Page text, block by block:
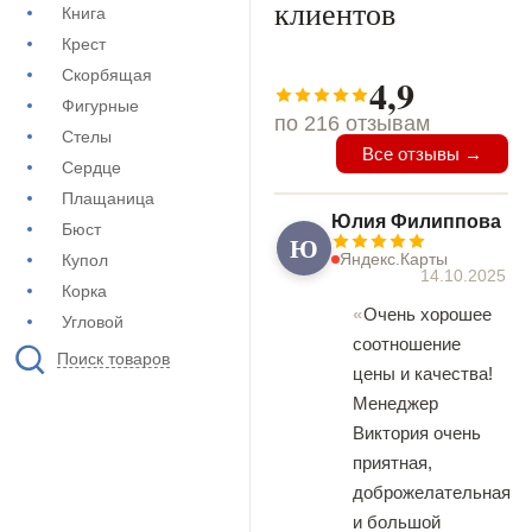
Книга
Крест
Скорбящая
Фигурные
Стелы
Сердце
Плащаница
Бюст
Купол
Корка
Угловой
Поиск товаров
клиентов
4,9
по 216 отзывам
Все отзывы →
Ю
Юлия Филиппова
Яндекс.Карты
14.10.2025
Очень хорошее
соотношение
цены и качества!
Менеджер
Виктория очень
приятная,
доброжелательная
и большой